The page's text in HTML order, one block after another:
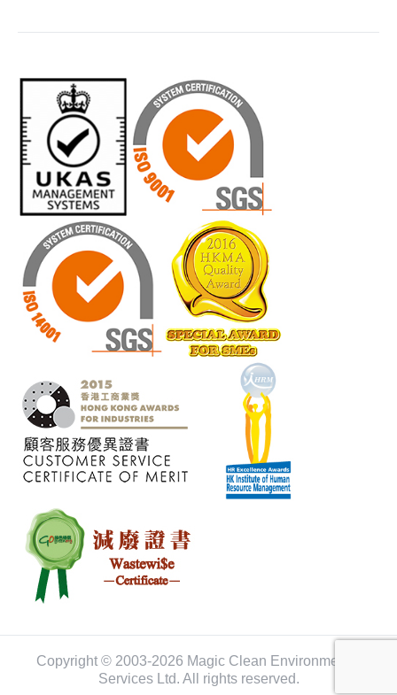
Copyright © 2003-2026 Magic Clean Environmental
Services Ltd. All rights reserved.